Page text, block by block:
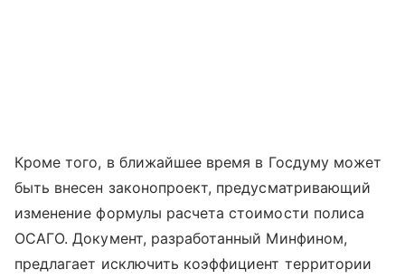
Кроме того, в ближайшее время в Госдуму может
быть внесен законопроект, предусматривающий
изменение формулы расчета стоимости полиса
ОСАГО. Документ, разработанный Минфином,
предлагает исключить коэффициент территории